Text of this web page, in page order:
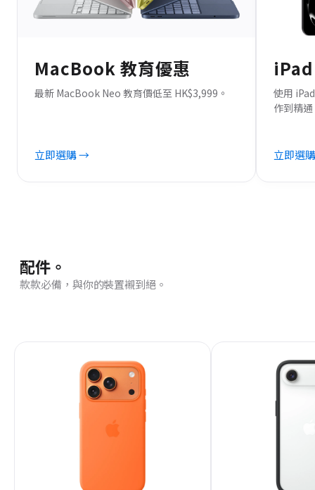
MacBook 教育優惠
最新 MacBook Neo 教育價低至 HK$3,999。
立即選購 →
使用
作到精
立即選
配件。
款款必備，與你的裝置襯到絕。